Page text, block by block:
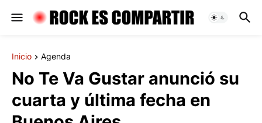
Inicio Agenda
No Te Va Gustar anunció su
cuarta y última fecha en